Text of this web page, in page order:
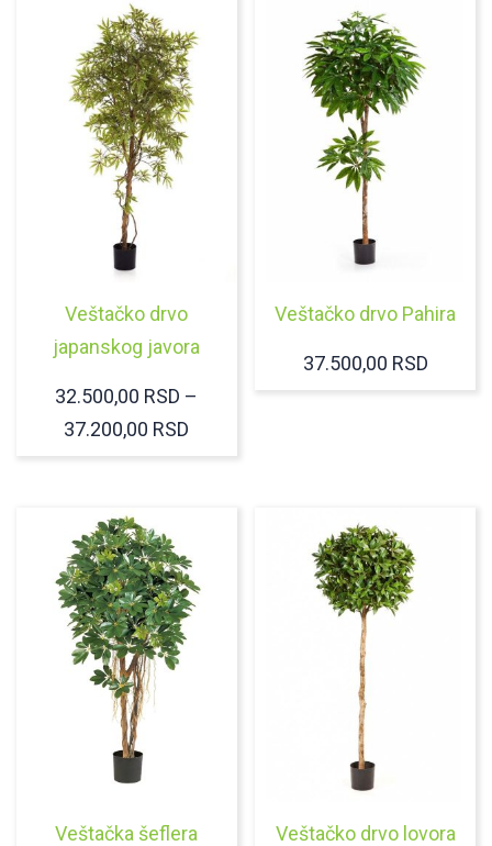
Veštačko drvo
japanskog javora
32.500,00 RSD –
37.200,00 RSD
DO
37.200,00 RSD
Veštačko drvo Pahira
37.500,00 RSD
Veštačka šeflera
Veštačko drvo lovora